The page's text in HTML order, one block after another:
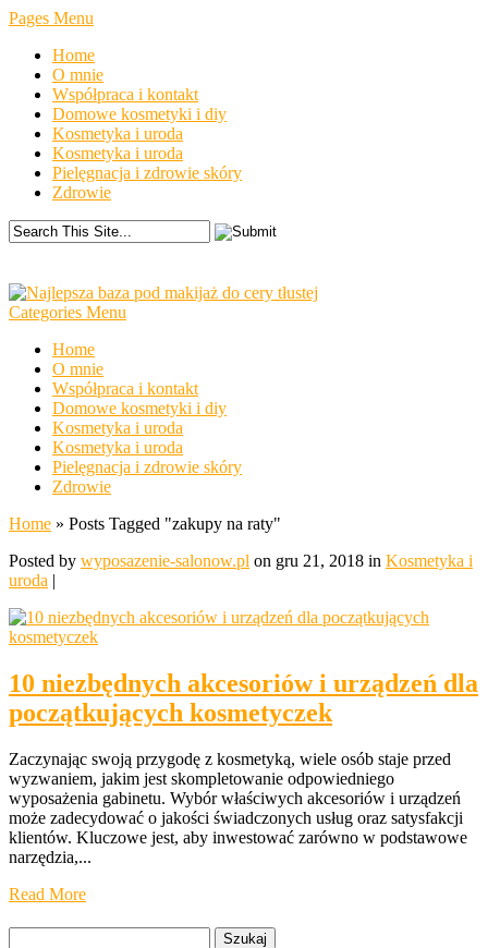
Pages Menu
Home
O mnie
Współpraca i kontakt
Domowe kosmetyki i diy
Kosmetyka i uroda
Kosmetyka i uroda
Pielęgnacja i zdrowie skóry
Zdrowie
Categories Menu
Home
O mnie
Współpraca i kontakt
Domowe kosmetyki i diy
Kosmetyka i uroda
Kosmetyka i uroda
Pielęgnacja i zdrowie skóry
Zdrowie
Home » Posts Tagged "zakupy na raty"
Posted by wyposazenie-salonow.pl on gru 21, 2018 in Kosmetyka i
uroda |
10 niezbędnych akcesoriów i urządzeń dla
początkujących kosmetyczek
Zaczynając swoją przygodę z kosmetyką, wiele osób staje przed
wyzwaniem, jakim jest skompletowanie odpowiedniego
wyposażenia gabinetu. Wybór właściwych akcesoriów i urządzeń
może zadecydować o jakości świadczonych usług oraz satysfakcji
klientów. Kluczowe jest, aby inwestować zarówno w podstawowe
narzędzia,...
Read More